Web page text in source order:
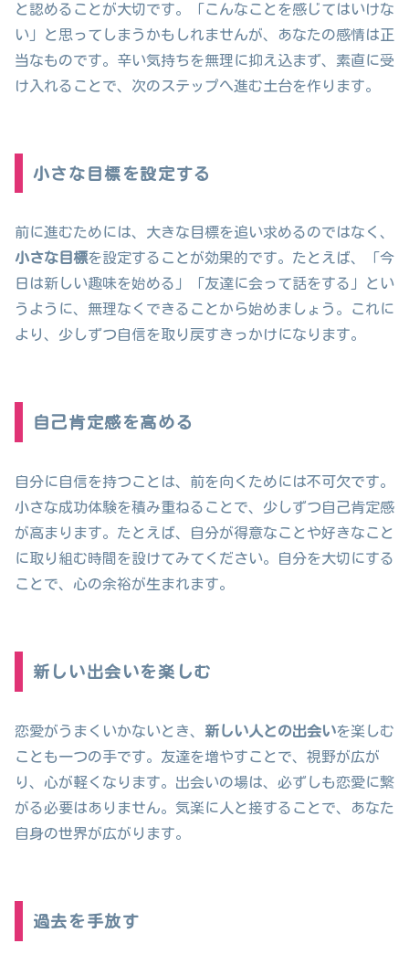
と認めることが大切です。「こんなことを感じてはいけな
い」と思ってしまうかもしれませんが、あなたの感情は正
当なものです。辛い気持ちを無理に抑え込まず、素直に受
け入れることで、次のステップへ進む土台を作ります。
小さな目標を設定する
前に進むためには、大きな目標を追い求めるのではなく、
小さな目標を設定することが効果的です。たとえば、「今
日は新しい趣味を始める」「友達に会って話をする」とい
うように、無理なくできることから始めましょう。これに
より、少しずつ自信を取り戻すきっかけになります。
自己肯定感を高める
自分に自信を持つことは、前を向くためには不可欠です。
小さな成功体験を積み重ねることで、少しずつ自己肯定感
が高まります。たとえば、自分が得意なことや好きなこと
に取り組む時間を設けてみてください。自分を大切にする
ことで、心の余裕が生まれます。
新しい出会いを楽しむ
恋愛がうまくいかないとき、 新しい人との出会いを楽しむ
ことも一つの手です。友達を増やすことで、視野が広が
り、心が軽くなります。出会いの場は、必ずしも恋愛に繋
がる必要はありません。気楽に人と接することで、あなた
自身の世界が広がります。
過去を手放す